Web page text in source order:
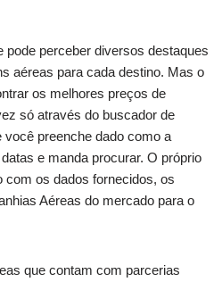
pode perceber diversos destaques
aéreas para cada destino. Mas o
os melhores preços de
só através do buscador de
você preenche dado como a
e manda procurar. O próprio
com os dados fornecidos, os
Aéreas do mercado para o
que contam com parcerias